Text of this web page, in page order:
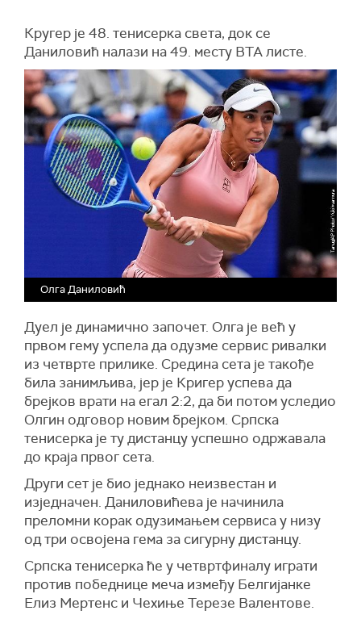
Кругер је 48. тенисерка света, док се
Даниловић налази на 49. месту ВТА листе.
Олга Даниловић
Дуел је динамично започет. Олга је већ у
првом гему успела да одузме сервис ривалки
из четврте прилике. Средина сета је такође
била занимљива, јер је Кригер успева да
брејков врати на егал 2:2, да би потом уследио
Олгин одговор новим брејком. Српска
тенисерка је ту дистанцу успешно одржавала
до краја првог сета.
Други сет је био једнако неизвестан и
изједначен. Даниловићева је начинила
преломни корак одузимањем сервиса у низу
од три освојена гема за сигурну дистанцу.
Српска тенисерка ће у четвртфиналу играти
против победнице меча између Белгијанке
Елиз Мертенс и Чехиње Терезе Валентове.